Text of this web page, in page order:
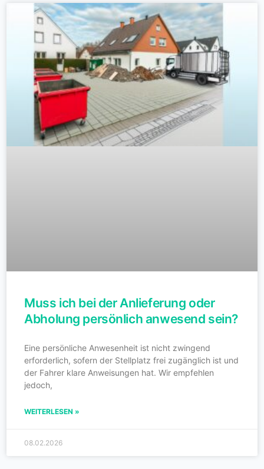
Muss ich bei der Anlieferung oder
Abholung persönlich anwesend sein?
Eine persönliche Anwesenheit ist nicht zwingend
erforderlich, sofern der Stellplatz frei zugänglich ist und
der Fahrer klare Anweisungen hat. Wir empfehlen
jedoch,
WEITERLESEN »
08.02.2026